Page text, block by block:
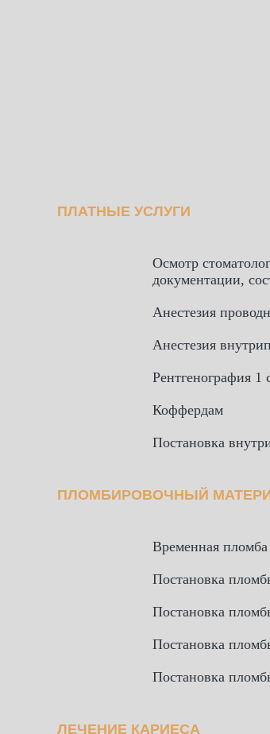
ПЛАТНЫЕ УСЛУГИ
Осмотр
документации,
Анестезия
Анестезия
Рентгенография 1
Коффердам
Постановка
ПЛОМБИРОВОЧНЫЙ
Временная пломба
Постановка
Постановка
Постановка
Постановка
ЛЕЧЕНИЕ КАРИЕСА